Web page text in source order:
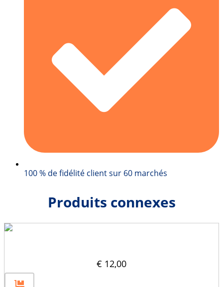
100 % de fidélité client sur 60 marchés
Produits connexes
€ 12,00